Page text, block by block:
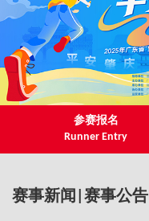
参赛报名
Runner Entry
赛事新闻|赛事公告